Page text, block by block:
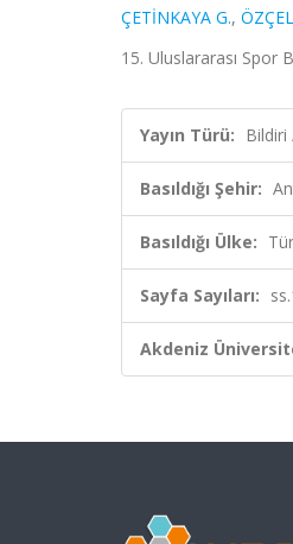
ÇETİNKAYA G.,
15. Uluslararası Spor
Yayın Türü:
Basıldığı Şehir:
Basıldığı Ülke:
Sayfa Sayıları:
Akdeniz